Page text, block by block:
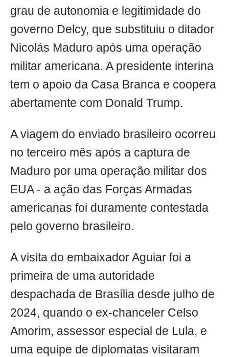
grau de autonomia e legitimidade do
governo Delcy, que substituiu o ditador
Nicolás Maduro após uma operação
militar americana. A presidente interina
tem o apoio da Casa Branca e coopera
abertamente com Donald Trump.
A viagem do enviado brasileiro ocorreu
no terceiro mês após a captura de
Maduro por uma operação militar dos
EUA - a ação das Forças Armadas
americanas foi duramente contestada
pelo governo brasileiro.
A visita do embaixador Aguiar foi a
primeira de uma autoridade
despachada de Brasília desde julho de
2024, quando o ex-chanceler Celso
Amorim, assessor especial de Lula, e
uma equipe de diplomatas visitaram